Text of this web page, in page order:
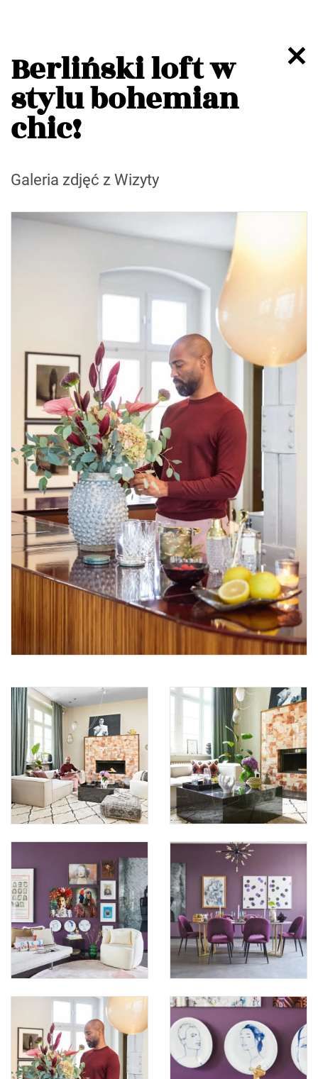
Berliński loft w
stylu bohemian
chic!
Galeria zdjęć z Wizyty